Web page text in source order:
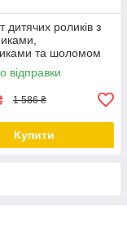
дитячих роликів з
та шоломом
колір.
33
відправки
1 586 ₴
Купити